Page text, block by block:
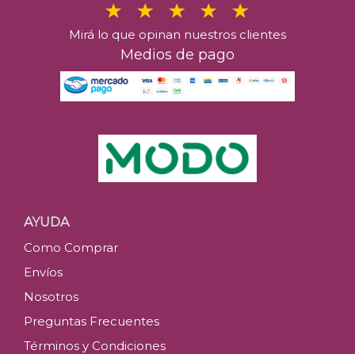
Mirá lo que opinan nuestros clientes
Medios de pago
AYUDA
Como Comprar
Envíos
Nosotros
Preguntas Frecuentes
Términos y Condiciones